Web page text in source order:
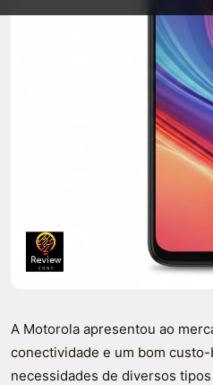
A Motorola apresentou ao
conectividade e um bom
necessidades de diversos